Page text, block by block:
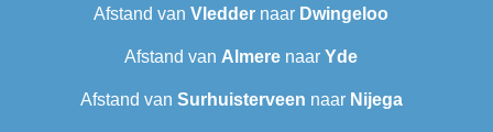
Afstand van Vledder naar Dwingeloo
Afstand van Almere naar Yde
Afstand van Surhuisterveen naar Nijega